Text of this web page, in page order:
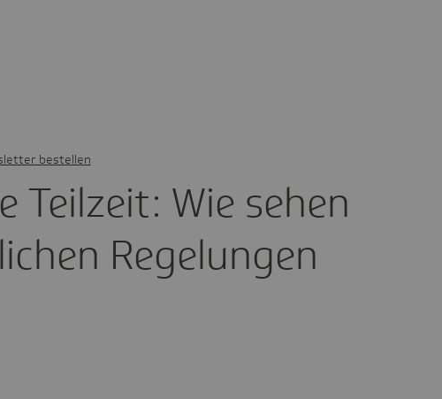
Teil­zeit: Wie sehen
Rege­lungen
bestellen